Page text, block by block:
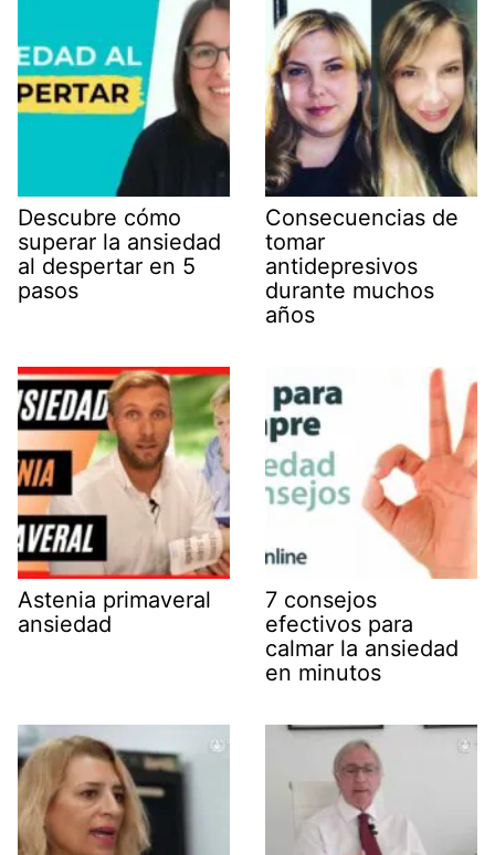
Descubre cómo
superar la ansiedad
al despertar en 5
pasos
Consecuencias de
tomar
antidepresivos
durante muchos
años
Astenia primaveral
ansiedad
7 consejos
efectivos para
calmar la ansiedad
en minutos